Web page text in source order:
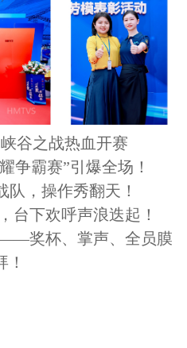
谷之战热血开赛
争霸赛”引爆全场！
队，操作秀翻天！
台下欢呼声浪迭起！
奖杯、掌声、全员膜
！